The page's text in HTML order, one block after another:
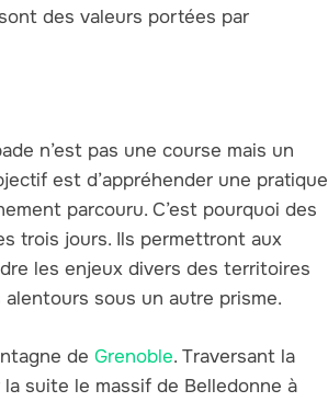
des valeurs portées par
n’est pas une course mais un
est d’appréhender une pratique
parcouru. C’est pourquoi des
trois jours. Ils permettront aux
les enjeux divers des territoires
sous un autre prisme.
de Grenoble. Traversant la
suite le massif de Belledonne à